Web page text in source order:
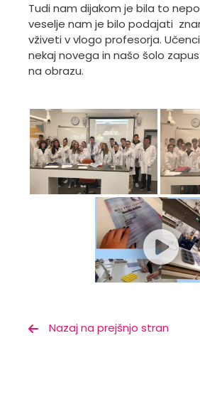
Tudi nam dijakom je bila to
veselje nam je bilo podajati
vživeti v vlogo profesorja.
nekaj novega in našo šolo
na obrazu.
Nazaj na prejšnjo stran